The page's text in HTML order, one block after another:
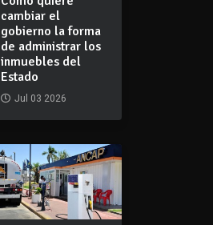
cambiar el
gobierno la forma
de administrar los
inmuebles del
Estado
Jul 03 2026